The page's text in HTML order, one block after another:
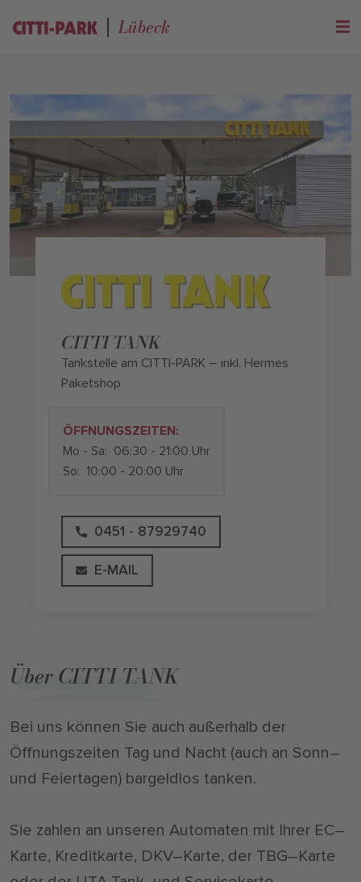
Lübeck
CITTI TANK
Tankstelle am CITTI-PARK – inkl. Hermes
Paketshop
ÖFFNUNGSZEITEN:
Mo - Sa: 06:30 - 21:00 Uhr
So: 10:00 - 20:00 Uhr
0451 - 87929740
E-MAIL
Über CITTI TANK
Bei uns können Sie auch außerhalb der
Öffnungszeiten Tag und Nacht (auch an Sonn–
und Feiertagen) bargeldlos tanken.
Sie zahlen an unseren Automaten mit Ihrer EC–
Karte, Kreditkarte, DKV–Karte, der TBG–Karte